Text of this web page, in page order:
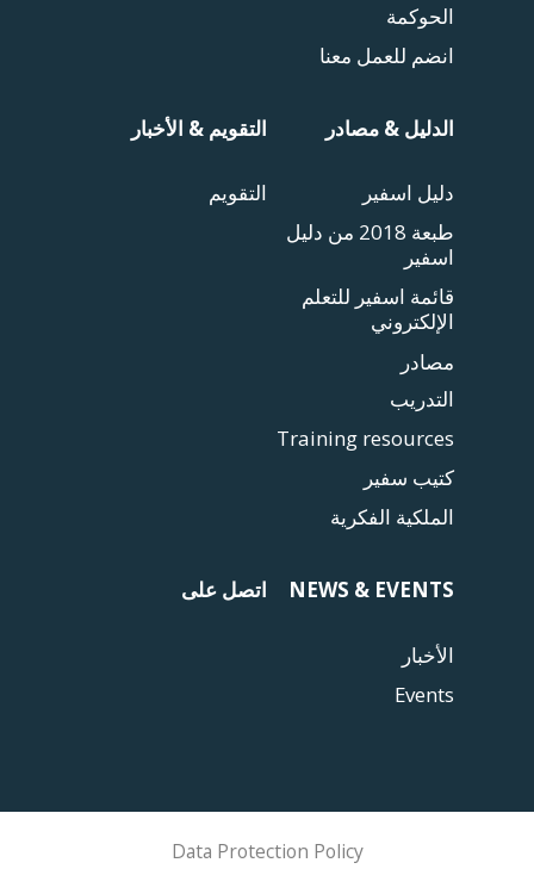
الحوكمة
انضم للعمل معنا
الدليل & مصادر
دليل اسفير
طبعة 2018 من دليل
اسفير
قائمة اسفير للتعلم
الإلكتروني
مصادر
التدريب
Training resources
كتيب سفير
الملكية الفكرية
التقويم & الأخبار
التقويم
NEWS & EVENTS
الأخبار
Events
اتصل على
Data Protection Policy